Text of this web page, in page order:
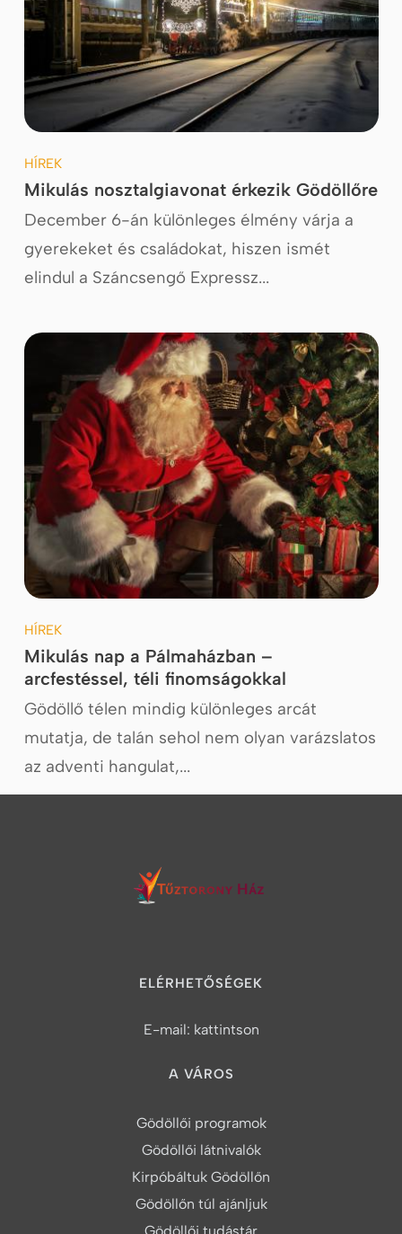
HÍREK
Mikulás nosztalgiavonat érkezik Gödöllőre
December 6-án különleges élmény várja a
gyerekeket és családokat, hiszen ismét
elindul a Száncsengő Expressz...
HÍREK
Mikulás nap a Pálmaházban –
arcfestéssel, téli finomságokkal
Gödöllő télen mindig különleges arcát
mutatja, de talán sehol nem olyan varázslatos
az adventi hangulat,...
ELÉRHETŐSÉGEK
E-mail: kattintson
A VÁROS
Gödöllői programok
Gödöllői látnivalók
Kirpóbáltuk Gödöllőn
Gödöllőn túl ajánljuk